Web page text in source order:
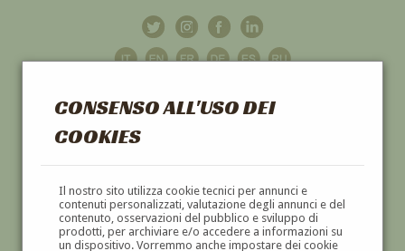
CONSENSO ALL'USO DEI
COOKIES
Il nostro sito utilizza cookie tecnici per annunci e
contenuti personalizzati, valutazione degli annunci e del
contenuto, osservazioni del pubblico e sviluppo di
prodotti, per archiviare e/o accedere a informazioni su
un dispositivo. Vorremmo anche impostare dei cookie
GALLERIAD'ARTE
DIPINTI E SCULTURE '800 E '900